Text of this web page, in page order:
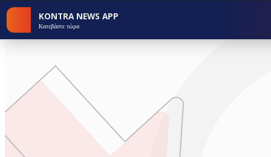
KONTRA NEWS APP
Κατεβάστε τώρα